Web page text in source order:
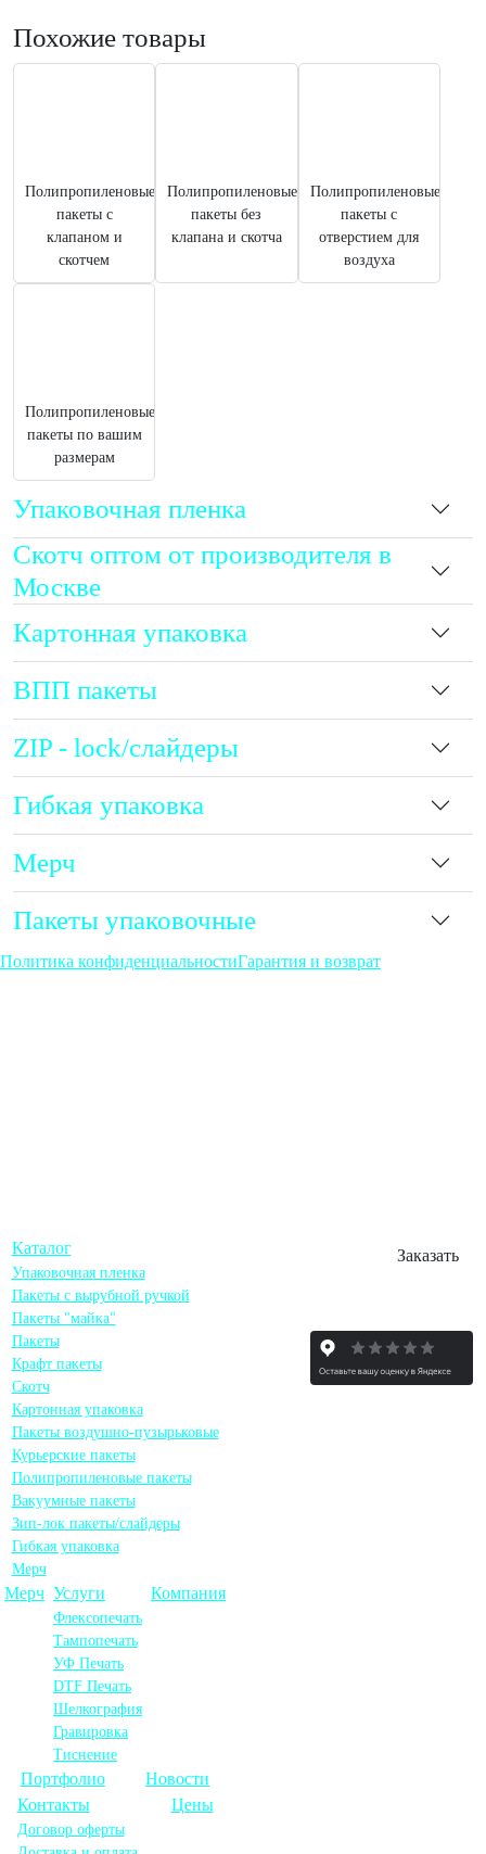
Похожие товары
Полипропиленовые
пакеты с
клапаном и
скотчем
Полипропиленовые
пакеты без
клапана и скотча
Полипропиленовые
пакеты с
отверстием для
воздуха
Полипропиленовые
пакеты по вашим
размерам
Упаковочная пленка
Скотч оптом от производителя в
Москве
Картонная упаковка
ВПП пакеты
ZIP - lock/слайдеры
Гибкая упаковка
Мерч
Пакеты упаковочные
Каталог
Упаковочная пленка
Пакеты с вырубной ручкой
Пакеты "майка"
Пакеты
Крафт пакеты
Скотч
Картонная упаковка
Пакеты воздушно-пузырьковые
Курьерские пакеты
Полипропиленовые пакеты
Вакуумные пакеты
Зип-лок пакеты/слайдеры
Гибкая упаковка
Мерч
Мерч Услуги
Флексопечать
Тампопечать
УФ Печать
DTF Печать
Шелкография
Гравировка
Тиснение
Компания
Портфолио
Новости
Контакты
Договор оферты
Цены
Политика конфиденциальностиГарантия и возврат
Заказать